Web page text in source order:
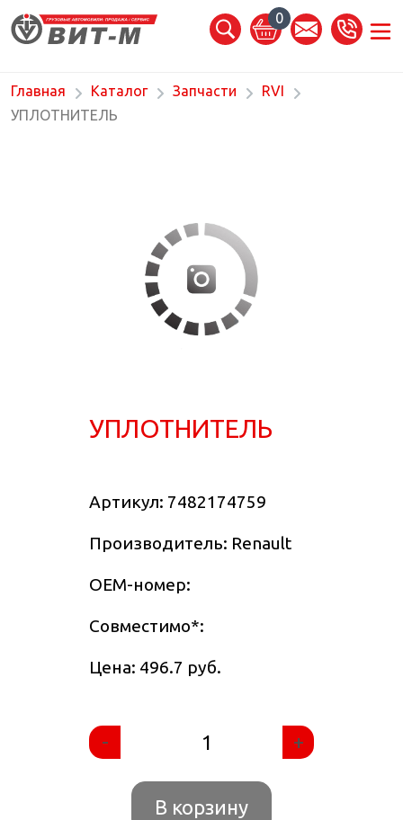
0
Главная Каталог Запчасти
RVI
УПЛОТНИТЕЛЬ
УПЛОТНИТЕЛЬ
Артикул: 7482174759
Производитель: Renault
OEM-номер:
Совместимо*:
Цена: 496.7 руб.
- +
В корзину